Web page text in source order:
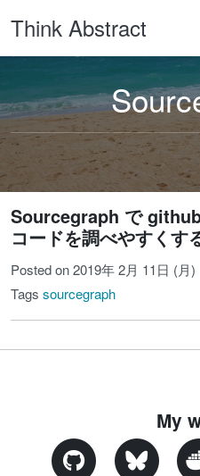
Think Abstract
Sourcegraph で
コードを調べやすくす
Posted on 2019年 2月 11日 (月)
Tags sourcegraph
My